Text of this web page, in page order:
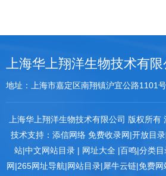
上海华上翔洋生物技术有限
地址：上海市嘉定区南翔镇沪宜公路1101
上海华上翔洋生物技术有限公司 版权所有
技术支持： 添信网络 免费收录网|开放目录
站|中文网站目录 | 网址大全 |百鸣|分类目
网|265网址导航|网站目录|犀牛云链|免费网